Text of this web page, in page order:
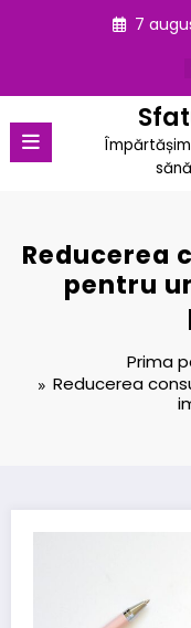
7
Reducerea
pentru
Prima
Reducerea